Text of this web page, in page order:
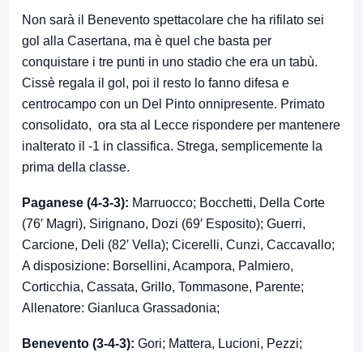
Non sarà il Benevento spettacolare che ha rifilato sei
gol alla Casertana, ma è quel che basta per
conquistare i tre punti in uno stadio che era un tabù.
Cissè regala il gol, poi il resto lo fanno difesa e
centrocampo con un Del Pinto onnipresente. Primato
consolidato, ora sta al Lecce rispondere per mantenere
inalterato il -1 in classifica. Strega, semplicemente la
prima della classe.
Paganese (4-3-3): Marruocco; Bocchetti, Della Corte
(76′ Magri), Sirignano, Dozi (69′ Esposito); Guerri,
Carcione, Deli (82′ Vella); Cicerelli, Cunzi, Caccavallo;
A disposizione: Borsellini, Acampora, Palmiero,
Corticchia, Cassata, Grillo, Tommasone, Parente;
Allenatore: Gianluca Grassadonia;
Benevento (3-4-3): Gori; Mattera, Lucioni, Pezzi;